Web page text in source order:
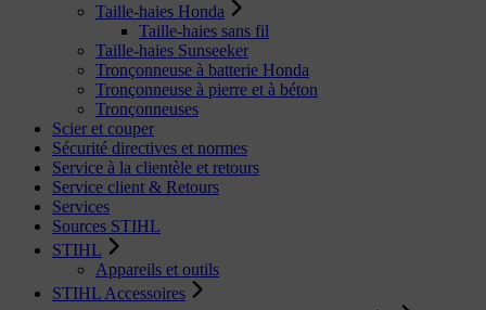
Taille-haies Honda
Taille-haies sans fil
Taille-haies Sunseeker
Tronçonneuse à batterie Honda
Tronçonneuse à pierre et à béton
Tronçonneuses
Scier et couper
Sécurité directives et normes
Service à la clientèle et retours
Service client & Retours
Services
Sources STIHL
STIHL
Appareils et outils
STIHL Accessoires